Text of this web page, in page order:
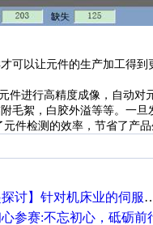
可以让元件的生产加工得到
件进行高精度成像，自动对
毛絮，白胶外溢等等。一旦
件检测的效率，节省了产品
针对机床业的伺服系统发展，您的期望是什么？
参赛:不忘初心，砥砺前